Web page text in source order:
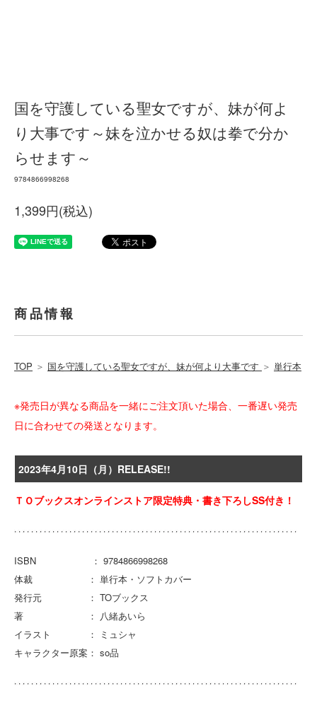
国を守護している聖女ですが、妹が何よ
り大事です～妹を泣かせる奴は拳で分か
らせます～
9784866998268
1,399円(税込)
商品情報
TOP ＞ 国を守護している聖女ですが、妹が何より大事です ＞ 単行本
※発売日が異なる商品を一緒にご注文頂いた場合、一番遅い発売
日に合わせての発送となります。
2023年4月10日（月）RELEASE!!
ＴＯブックスオンラインストア限定特典・書き下ろしSS付き！
ISBN ： 9784866998268
体裁 ： 単行本・ソフトカバー
発行元 ： TOブックス
著 ： 八緒あいら
イラスト ： ミュシャ
キャラクター原案： so品